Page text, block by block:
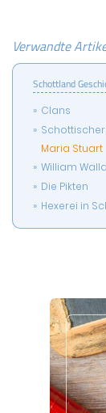
Verwandte
Schottland
Clans
Schottischer
Maria Stuart
William
Die Pikten
Hexerei in